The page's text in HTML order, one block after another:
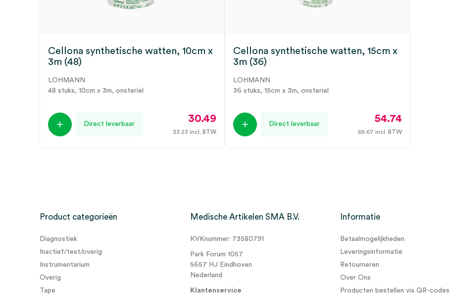
Cellona synthetische watten, 10cm x
3m (48)
LOHMANN
48 stuks, 10cm x 3m, onsteriel
Direct leverbaar 30.49
33.23 incl. BTW
Cellona synthetische watten, 15cm x
3m (36)
LOHMANN
36 stuks, 15cm x 3m, onsteriel
Direct leverbaar 54.74
59.67 incl. BTW
Product categorieën
Diagnostiek
Inactief/test/overig
Instrumentarium
Overig
Tape
Medische Artikelen SMA B.V.
KVKnummer: 73580791
Park Forum 1057
5657 HJ Eindhoven
Nederland
Klantenservice
Informatie
Betaalmogelijkheden
Leveringsinformatie
Retourneren
Over Ons
Producten bestellen via QR-codes